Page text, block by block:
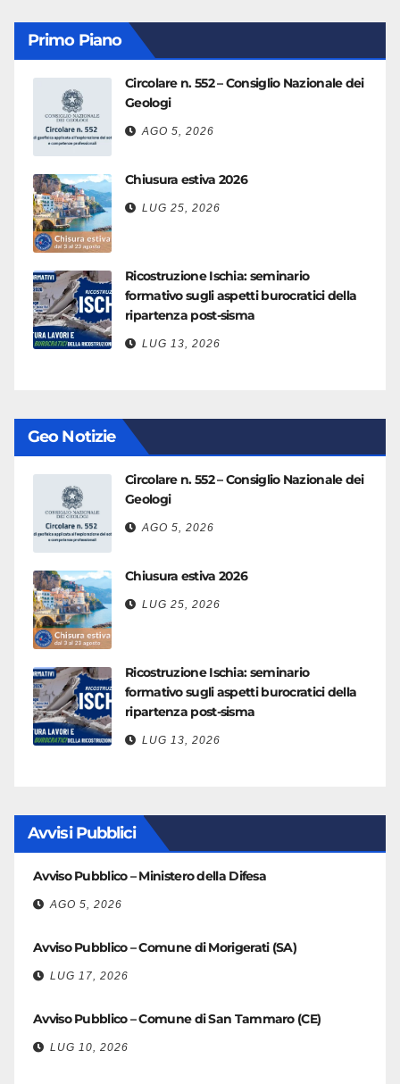
Primo Piano
Circolare n. 552 – Consiglio Nazionale dei
Geologi
AGO 5, 2026
Chiusura estiva 2026
LUG 25, 2026
Ricostruzione Ischia: seminario
formativo sugli aspetti burocratici della
ripartenza post-sisma
LUG 13, 2026
Geo Notizie
Circolare n. 552 – Consiglio Nazionale dei
Geologi
AGO 5, 2026
Chiusura estiva 2026
LUG 25, 2026
Ricostruzione Ischia: seminario
formativo sugli aspetti burocratici della
ripartenza post-sisma
LUG 13, 2026
Avvisi Pubblici
Avviso Pubblico – Ministero della Difesa
AGO 5, 2026
Avviso Pubblico – Comune di Morigerati (SA)
LUG 17, 2026
Avviso Pubblico – Comune di San Tammaro (CE)
LUG 10, 2026